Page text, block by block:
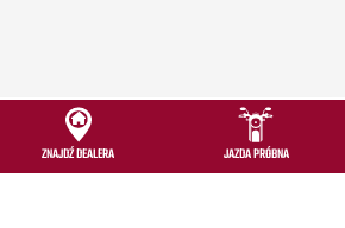
ZNAJDŹ DEALERA JAZDA PRÓBNA